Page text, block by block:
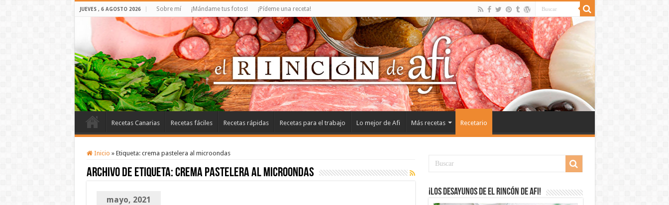
JUEVES , 6 AGOSTO 2026 Sobre mí ¡Mándame tus fotos! ¡Pídeme una receta!
Recetas Canarias Recetas fáciles Recetas rápidas Recetas para el trabajo Lo mejor de Afi Más recetas Recetario
Inicio » Etiqueta: crema pastelera al microondas
Archivo de etiqueta:crema pastelera al microondas
mayo, 2021
¡Los desayunos de El Rincón de Afi!